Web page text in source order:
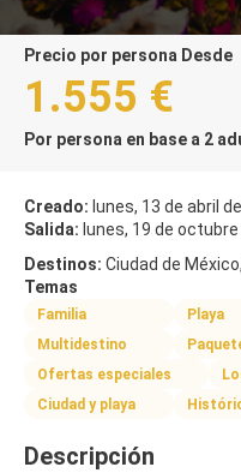
precio por persona Desde
1.555 €
Por persona en base a 2
Creado: lunes, 13 de abril
Salida: lunes, 19 de
Destinos: Ciudad de
Temas
Familia Playa
Multidestino
Ofertas especiales
Ciudad y playa
Descripción